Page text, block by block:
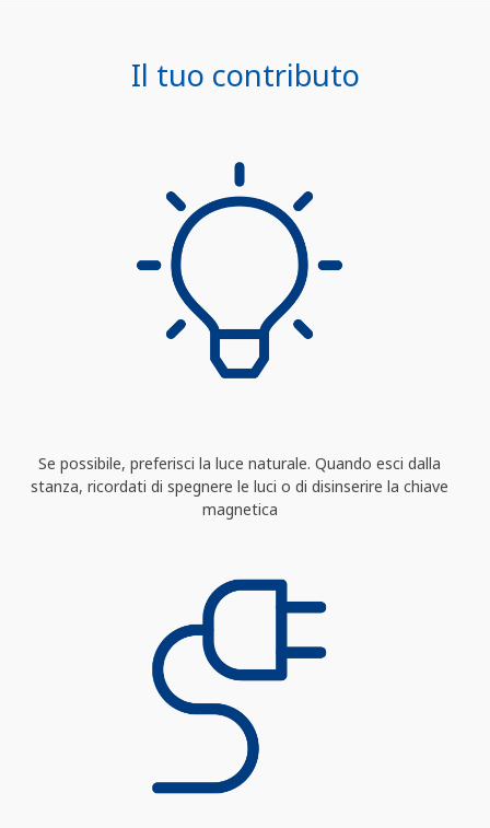
Il tuo contributo
Se possibile, preferisci la luce naturale. Quando esci dalla
stanza, ricordati di spegnere le luci o di disinserire la chiave
magnetica